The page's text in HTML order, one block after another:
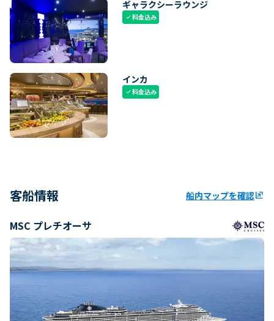
ギャラクシーラウンジ
check料金込み
インカ
check料金込み
客船情報 船内マップを確認ungroup
MSC プレチオーサ